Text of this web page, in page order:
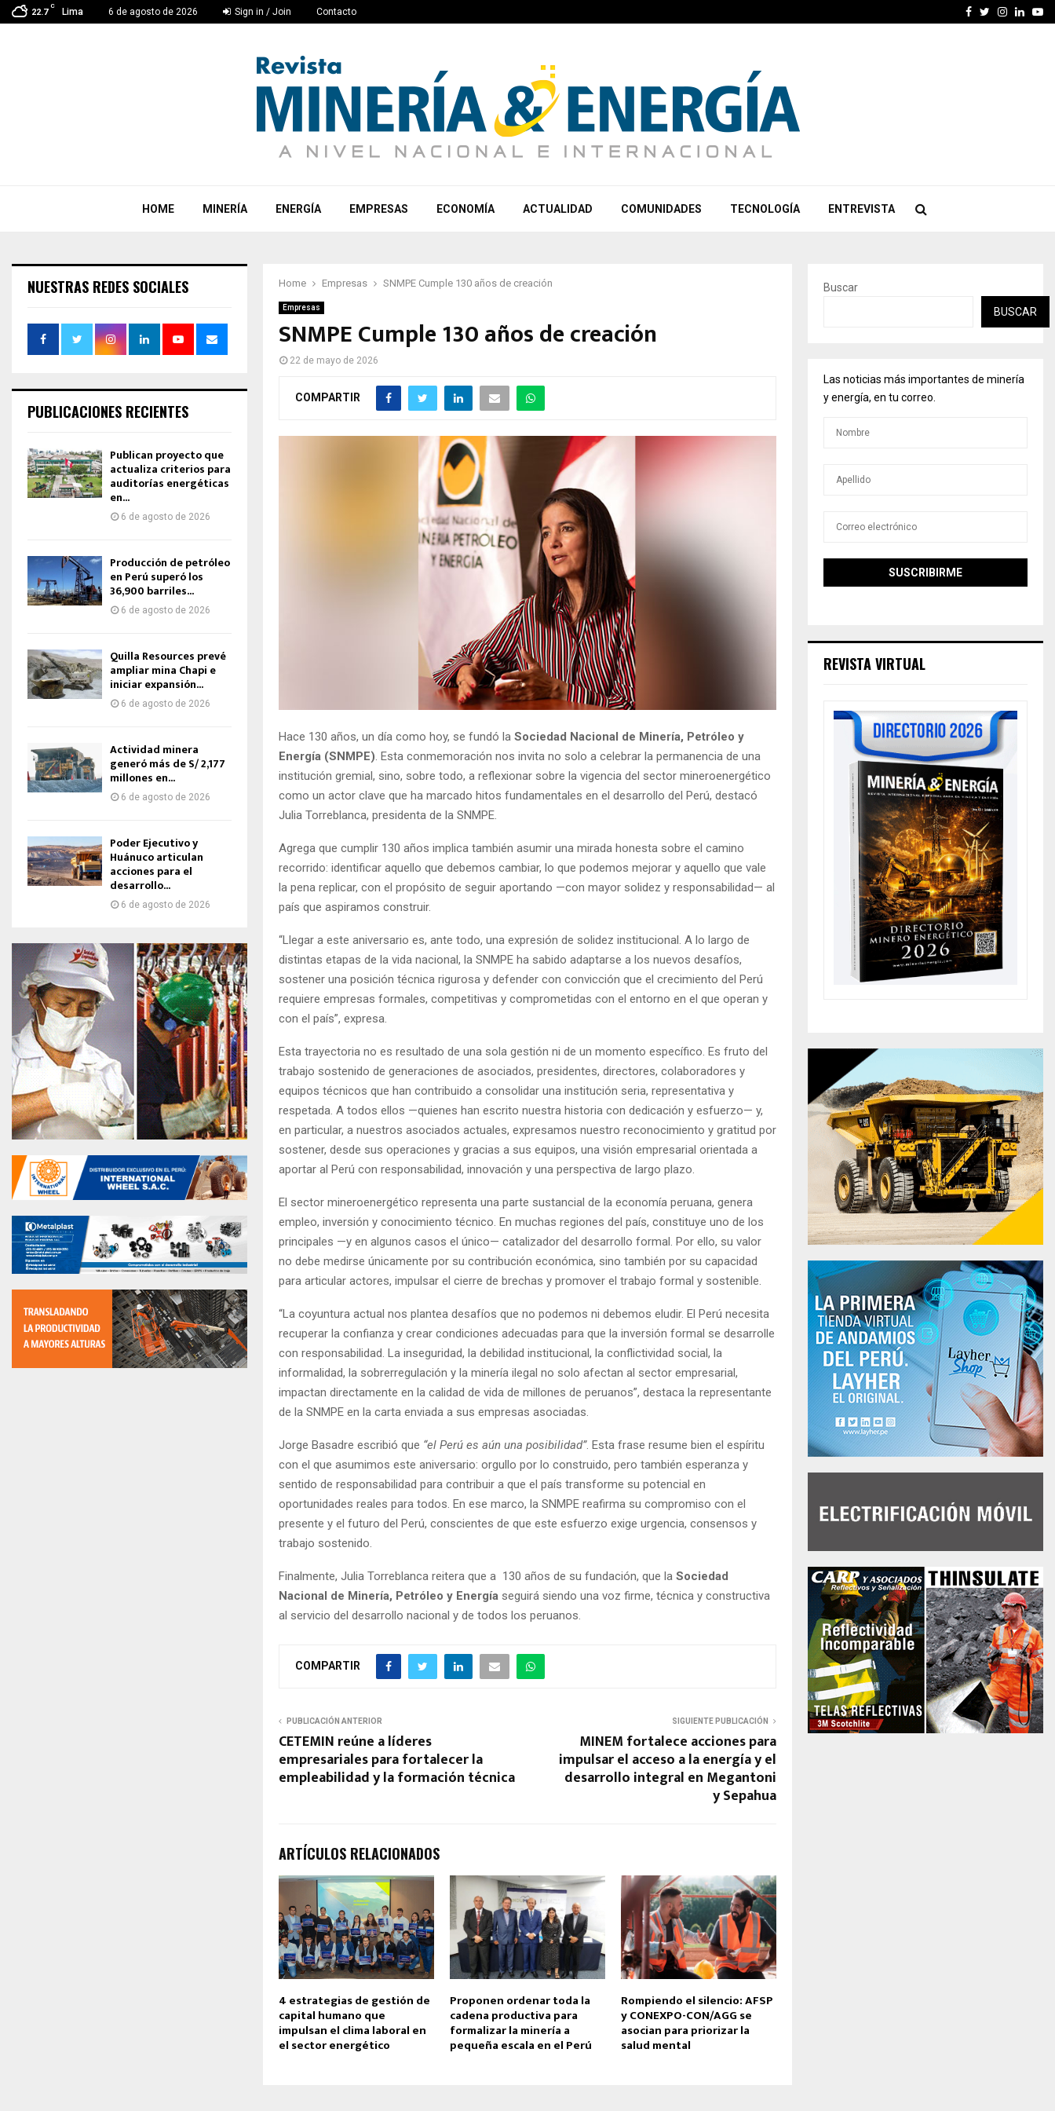
22.7
C
Lima 6 de agosto de 2026 Sign in / Join Contacto Facebook
Twitter
HOME MINERÍA ENERGÍA EMPRESAS ECONOMÍA ACTUALIDAD COMUNIDADES TECNOLOGÍA ENTREVISTA
Home Empresas SNMPE Cumple 130 años de creación
Empresas
SNMPE Cumple 130 años de creación
22 de mayo de 2026
COMPARTIR
Hace 130 años, un día como hoy, se fundó la Sociedad Nacional de Minería, Petróleo y
Energía (SNMPE). Esta conmemoración nos invita no solo a celebrar la permanencia de una
institución gremial, sino, sobre todo, a reflexionar sobre la vigencia del sector mineroenergético
como un actor clave que ha marcado hitos fundamentales en el desarrollo del Perú, destacó
Julia Torreblanca, presidenta de la SNMPE.
Agrega que cumplir 130 años implica también asumir una mirada honesta sobre el camino
recorrido: identificar aquello que debemos cambiar, lo que podemos mejorar y aquello que vale
la pena replicar, con el propósito de seguir aportando —con mayor solidez y responsabilidad— al
país que aspiramos construir.
“Llegar a este aniversario es, ante todo, una expresión de solidez institucional. A lo largo de
distintas etapas de la vida nacional, la SNMPE ha sabido adaptarse a los nuevos desafíos,
sostener una posición técnica rigurosa y defender con convicción que el crecimiento del Perú
requiere empresas formales, competitivas y comprometidas con el entorno en el que operan y
con el país”, expresa.
Esta trayectoria no es resultado de una sola gestión ni de un momento específico. Es fruto del
trabajo sostenido de generaciones de asociados, presidentes, directores, colaboradores y
equipos técnicos que han contribuido a consolidar una institución seria, representativa y
respetada. A todos ellos —quienes han escrito nuestra historia con dedicación y esfuerzo— y,
en particular, a nuestros asociados actuales, expresamos nuestro reconocimiento y gratitud por
sostener, desde sus operaciones y gracias a sus equipos, una visión empresarial orientada a
aportar al Perú con responsabilidad, innovación y una perspectiva de largo plazo.
El sector mineroenergético representa una parte sustancial de la economía peruana, genera
empleo, inversión y conocimiento técnico. En muchas regiones del país, constituye uno de los
principales —y en algunos casos el único— catalizador del desarrollo formal. Por ello, su valor
no debe medirse únicamente por su contribución económica, sino también por su capacidad
para articular actores, impulsar el cierre de brechas y promover el trabajo formal y sostenible.
“La coyuntura actual nos plantea desafíos que no podemos ni debemos eludir. El Perú necesita
recuperar la confianza y crear condiciones adecuadas para que la inversión formal se desarrolle
con responsabilidad. La inseguridad, la debilidad institucional, la conflictividad social, la
informalidad, la sobrerregulación y la minería ilegal no solo afectan al sector empresarial,
impactan directamente en la calidad de vida de millones de peruanos”, destaca la representante
de la SNMPE en la carta enviada a sus empresas asociadas.
Jorge Basadre escribió que “el Perú es aún una posibilidad”. Esta frase resume bien el espíritu
con el que asumimos este aniversario: orgullo por lo construido, pero también esperanza y
sentido de responsabilidad para contribuir a que el país transforme su potencial en
oportunidades reales para todos. En ese marco, la SNMPE reafirma su compromiso con el
presente y el futuro del Perú, conscientes de que este esfuerzo exige urgencia, consensos y
trabajo sostenido.
Finalmente, Julia Torreblanca reitera que a 130 años de su fundación, que la Sociedad
Nacional de Minería, Petróleo y Energía seguirá siendo una voz firme, técnica y constructiva
al servicio del desarrollo nacional y de todos los peruanos.
COMPARTIR
PUBLICACIÓN ANTERIOR
CETEMIN reúne a líderes
empresariales para fortalecer la
empleabilidad y la formación técnica
SIGUIENTE PUBLICACIÓN
MINEM fortalece acciones para
impulsar el acceso a la energía y el
desarrollo integral en Megantoni
y Sepahua
ARTÍCULOS RELACIONADOS
4 estrategias de gestión de
capital humano que
impulsan el clima laboral en
el sector energético
Proponen ordenar toda la
cadena productiva para
formalizar la minería a
pequeña escala en el Perú
Rompiendo el silencio: AFSP
y CONEXPO-CON/AGG se
asocian para priorizar la
salud mental
NUESTRAS REDES SOCIALES
PUBLICACIONES RECIENTES
Publican proyecto que
actualiza criterios para
auditorías energéticas
en...
6 de agosto de 2026
Producción de petróleo
en Perú superó los
36,900 barriles...
6 de agosto de 2026
Quilla Resources prevé
ampliar mina Chapi e
iniciar expansión...
6 de agosto de 2026
Actividad minera
generó más de S/ 2,177
millones en...
6 de agosto de 2026
Poder Ejecutivo y
Huánuco articulan
acciones para el
desarrollo...
6 de agosto de 2026
Buscar
BUSCAR
Las noticias más importantes de minería
y energía, en tu correo.
REVISTA VIRTUAL